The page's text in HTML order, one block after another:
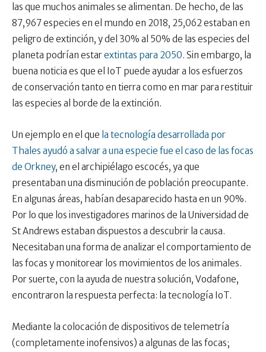
las que muchos animales se alimentan. De hecho, de las
87,967 especies en el mundo en 2018, 25,062 estaban en
peligro de extinción, y del 30% al 50% de las especies del
planeta podrían estarextintas para 2050. Sin embargo, la
buena noticia es que el IoT puede ayudar a los esfuerzos
de conservación tanto en tierra como en mar para restituir
las especies al borde de la extinción.
Un ejemplo en el que la tecnología desarrollada por
Thales ayudó a salvar a una especie fue el caso de las focas
de Orkney, en el archipiélago escocés, ya que
presentaban una disminución de población preocupante.
En algunas áreas, habían desaparecido hasta en un 90%.
Por lo que los investigadores marinos de la Universidad de
St Andrews estaban dispuestos a descubrir la causa.
Necesitaban una forma de analizar el comportamiento de
las focas y monitorear los movimientos de los animales.
Por suerte, con la ayuda de nuestra solución, Vodafone,
encontraron la respuesta perfecta: la tecnología IoT.
Mediante la colocación de dispositivos de telemetría
(completamente inofensivos) a algunas de las focas;